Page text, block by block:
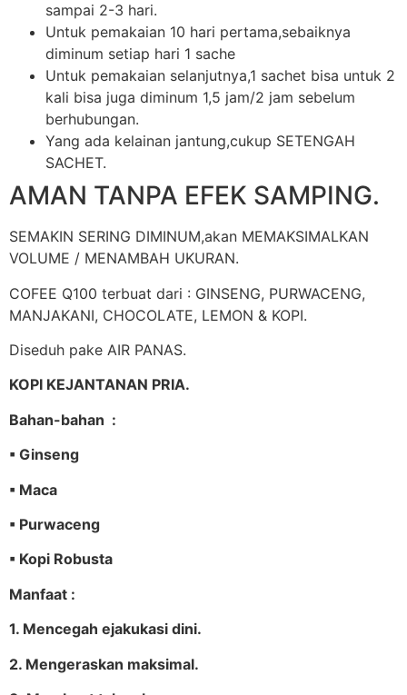
sampai 2-3 hari.
Untuk pemakaian 10 hari pertama,sebaiknya
diminum setiap hari 1 sache
Untuk pemakaian selanjutnya,1 sachet bisa untuk 2
kali bisa juga diminum 1,5 jam/2 jam sebelum
berhubungan.
Yang ada kelainan jantung,cukup SETENGAH
SACHET.
AMAN TANPA EFEK SAMPING.
SEMAKIN SERING DIMINUM,akan MEMAKSIMALKAN
VOLUME / MENAMBAH UKURAN.
COFEE Q100 terbuat dari : GINSENG, PURWACENG,
MANJAKANI, CHOCOLATE, LEMON & KOPI.
Diseduh pake AIR PANAS.
KOPI KEJANTANAN PRIA.
Bahan-bahan :
▪ Ginseng
▪ Maca
▪ Purwaceng
▪ Kopi Robusta
Manfaat :
1. Mencegah ejakukasi dini.
2. Mengeraskan maksimal.